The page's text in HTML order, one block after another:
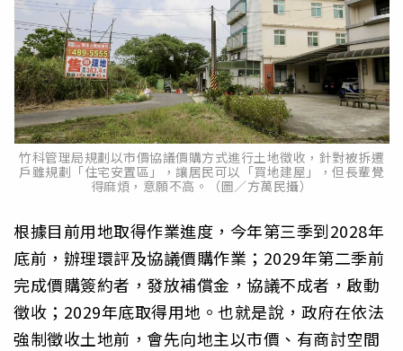
竹科管理局規劃以市價協議價購方式進行土地徵收，針對被拆遷
戶雖規劃「住宅安置區」，讓居民可以「買地建屋」，但長輩覺
得麻煩，意願不高。（圖／方萬民攝）
根據目前用地取得作業進度，今年第三季到2028年
底前，辦理環評及協議價購作業；2029年第二季前
完成價購簽約者，發放補償金，協議不成者，啟動
徵收；2029年底取得用地。也就是說，政府在依法
強制徵收土地前，會先向地主以市價、有商討空間